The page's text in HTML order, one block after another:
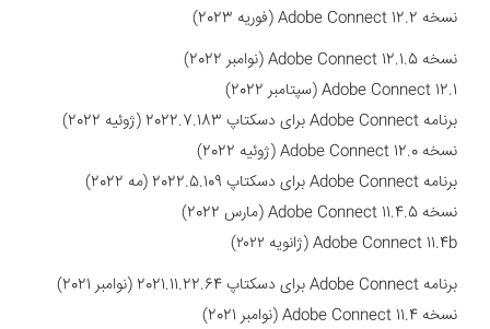
نسخه Adobe Connect 12.2 (فوریه 2023)
نسخه Adobe Connect 12.1.5 (نوامبر 2022)
Adobe Connect 12.1 (سپتامبر 2022)
برنامه Adobe Connect برای دسکتاپ 2022.7.183 (ژوئیه 2022)
نسخه Adobe Connect 12.0 (ژوئیه 2022)
برنامه Adobe Connect برای دسکتاپ 2022.5.109 (مه 2022)
نسخه Adobe Connect 11.4.5 (مارس 2022)
Adobe Connect 11.4b (ژانویه ۲۰۲۲)
برنامه Adobe Connect برای دسکتاپ 2021.11.22.64 (نوامبر 2021)
نسخه Adobe Connect 11.4 (نوامبر 2021)